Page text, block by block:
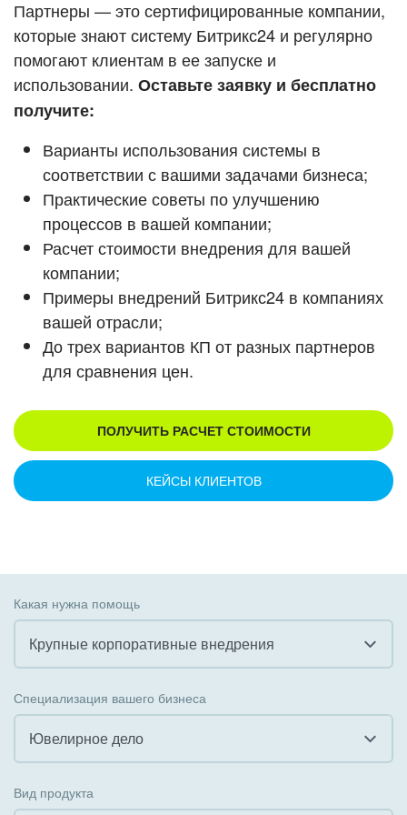
ВХОД
ВХОД
Смотреть видеокейсы
Партнеры — это сертифицированные компании,
которые знают систему Битрикс24 и регулярно
помогают клиентам в ее запуске и
использовании. Оставьте заявку и бесплатно
получите:
Варианты использования системы в
соответствии с вашими задачами бизнеса;
Практические советы по улучшению
процессов в вашей компании;
Расчет стоимости внедрения для вашей
компании;
Примеры внедрений Битрикс24 в компаниях
вашей отрасли;
До трех вариантов КП от разных партнеров
для сравнения цен.
ПОЛУЧИТЬ РАСЧЕТ СТОИМОСТИ
КЕЙСЫ КЛИЕНТОВ
Какая нужна помощь
Крупные корпоративные внедрения
Внедрение КЭДО
Интеграция с 1С
Специализация вашего бизнеса
Ювелирное дело
Вид продукта